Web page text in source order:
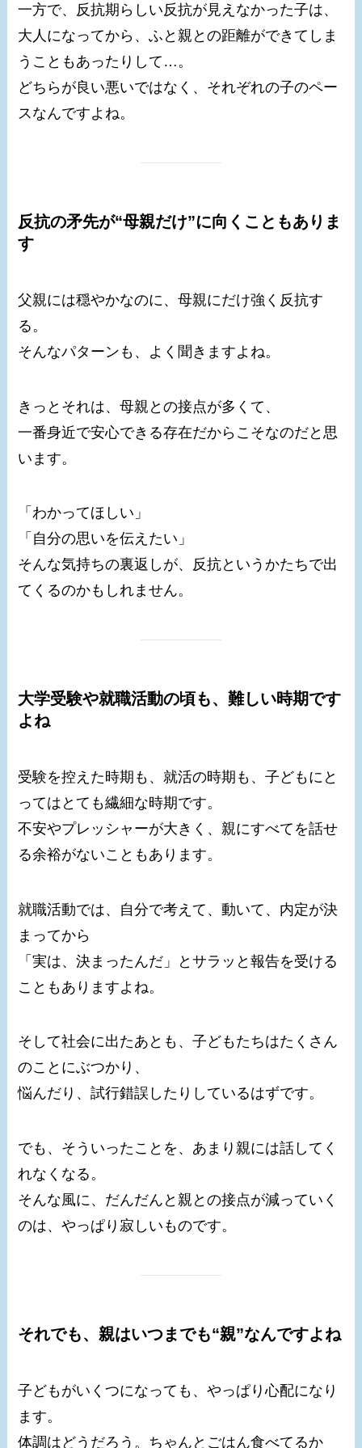
一方で、反抗期らしい反抗が見えなかった子は、
大人になってから、ふと親との距離ができてしま
うこともあったりして…。
どちらが良い悪いではなく、それぞれの子のペー
スなんですよね。
反抗の矛先が“母親だけ”に向くこともありま
す
父親には穏やかなのに、母親にだけ強く反抗す
る。
そんなパターンも、よく聞きますよね。
きっとそれは、母親との接点が多くて、
一番身近で安心できる存在だからこそなのだと思
います。
「わかってほしい」
「自分の思いを伝えたい」
そんな気持ちの裏返しが、反抗というかたちで出
てくるのかもしれません。
大学受験や就職活動の頃も、難しい時期です
よね
受験を控えた時期も、就活の時期も、子どもにと
ってはとても繊細な時期です。
不安やプレッシャーが大きく、親にすべてを話せ
る余裕がないこともあります。
就職活動では、自分で考えて、動いて、内定が決
まってから
「実は、決まったんだ」とサラッと報告を受ける
こともありますよね。
そして社会に出たあとも、子どもたちはたくさん
のことにぶつかり、
悩んだり、試行錯誤したりしているはずです。
でも、そういったことを、あまり親には話してく
れなくなる。
そんな風に、だんだんと親との接点が減っていく
のは、やっぱり寂しいものです。
それでも、親はいつまでも“親”なんですよね
子どもがいくつになっても、やっぱり心配になり
ます。
体調はどうだろう。ちゃんとごはん食べてるか